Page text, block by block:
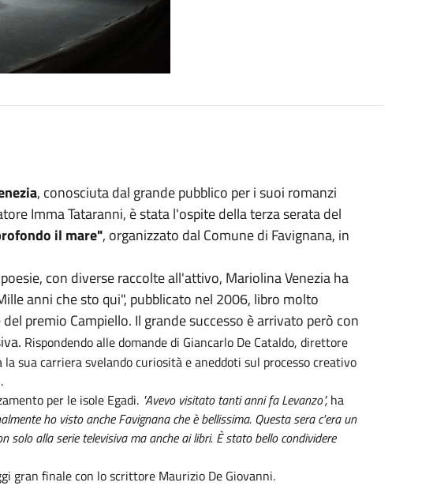
, conosciuta dal grande pubblico per i suoi romanzi
Imma Tataranni, è stata l'ospite della terza serata del
il mare", organizzato dal Comune di Favignana, in
con diverse raccolte all'attivo, Mariolina Venezia ha
anni che sto qui", pubblicato nel 2006, libro molto
premio Campiello. Il grande successo è arrivato però con
Rispondendo alle domande di Giancarlo De Cataldo, direttore
sua carriera svelando curiosità e aneddoti sul processo creativo
per le isole Egadi. "Avevo visitato tanti anni fa Levanzo",ha
ho visto anche Favignana che è bellissima. Questa sera c'era un
alla serie televisiva ma anche ai libri. È stato bello condividere
gran finale con lo scrittore Maurizio De Giovanni.